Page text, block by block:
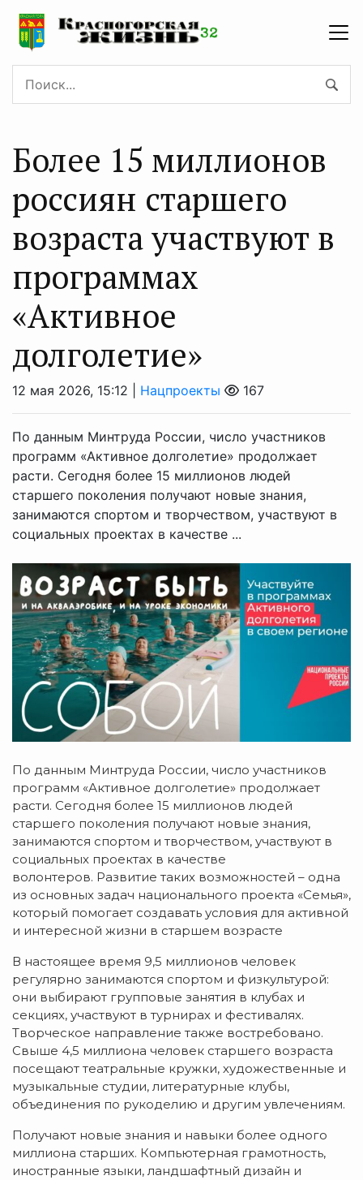
Более 15 миллионов
россиян старшего
возраста участвуют в
программах
«Активное
долголетие»
12 мая 2026, 15:12 | Нацпроекты 167
По данным Минтруда России, число участников
программ «Активное долголетие» продолжает
расти. Сегодня более 15 миллионов людей
старшего поколения получают новые знания,
занимаются спортом и творчеством, участвуют в
социальных проектах в качестве ...
По данным Минтруда России, число участников
программ «Активное долголетие» продолжает
расти. Сегодня более 15 миллионов людей
старшего поколения получают новые знания,
занимаются спортом и творчеством, участвуют в
социальных проектах в качестве
волонтеров. Развитие таких возможностей – одна
из основных задач национального проекта «Семья»,
который помогает создавать условия для активной
и интересной жизни в старшем возрасте
В настоящее время 9,5 миллионов человек
регулярно занимаются спортом и физкультурой:
они выбирают групповые занятия в клубах и
секциях, участвуют в турнирах и фестивалях.
Творческое направление также востребовано.
Свыше 4,5 миллиона человек старшего возраста
посещают театральные кружки, художественные и
музыкальные студии, литературные клубы,
объединения по рукоделию и другим увлечениям.
Получают новые знания и навыки более одного
миллиона старших. Компьютерная грамотность,
иностранные языки, ландшафтный дизайн и